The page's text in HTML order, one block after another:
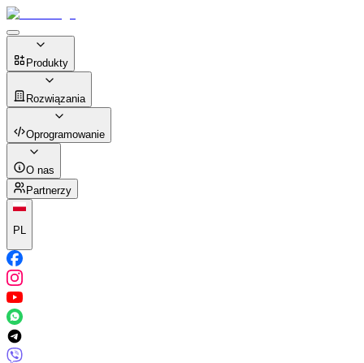
Produkty
Rozwiązania
Oprogramowanie
O nas
Partnerzy
PL